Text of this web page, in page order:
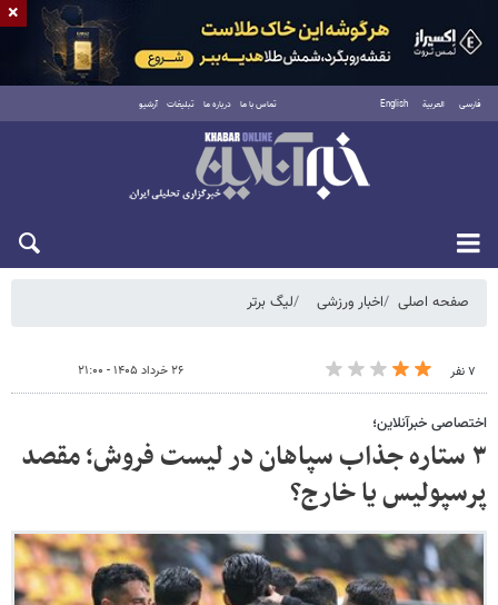
فارسی العربية English تماس با ما درباره ما تبلیغات آرشیو
شنبه ۱۷ مرداد ۱۴۰۵
صفحه اصلی اخبار ورزشی لیگ برتر
۷ نفر ۲۶ خرداد ۱۴۰۵ - ۲۱:۰۰
اختصاصی خبرآنلاین؛
۳ ستاره جذاب سپاهان در لیست فروش؛ مقصد
پرسپولیس یا خارج؟
×